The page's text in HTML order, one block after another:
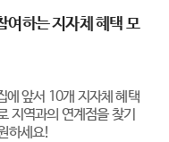
여하는 지자체 혜택 모
에 앞서 10개 지자체 혜택
지역과의 연계점을 찾기
하세요!